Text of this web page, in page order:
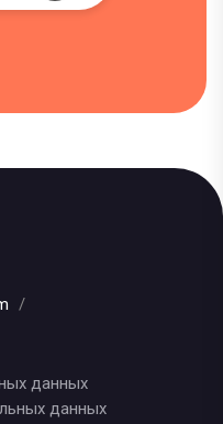
/
данных
данных